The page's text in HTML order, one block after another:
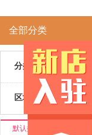
全部分类
分类： 宠物
区域： 全部
默认排序